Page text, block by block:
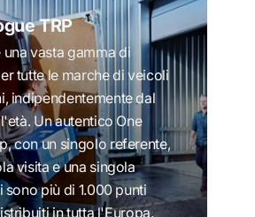
TRP
una vasta gamma di
tutte le marche di veicoli
indipendentemente dal
Un autentico One
con un singolo referente,
visita e una singola
sono più di 1.000 punti
in tutta l'Europa.